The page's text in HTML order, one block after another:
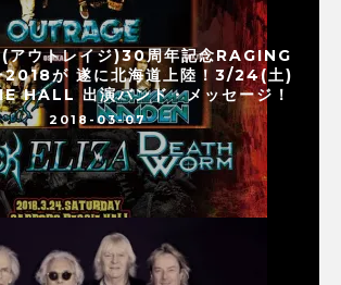
ウトレイジ)30周年記念RAGING
が 遂に北海道上陸！3/24(土)
HALL 出演バンド・メッセージ！
2018-03-07